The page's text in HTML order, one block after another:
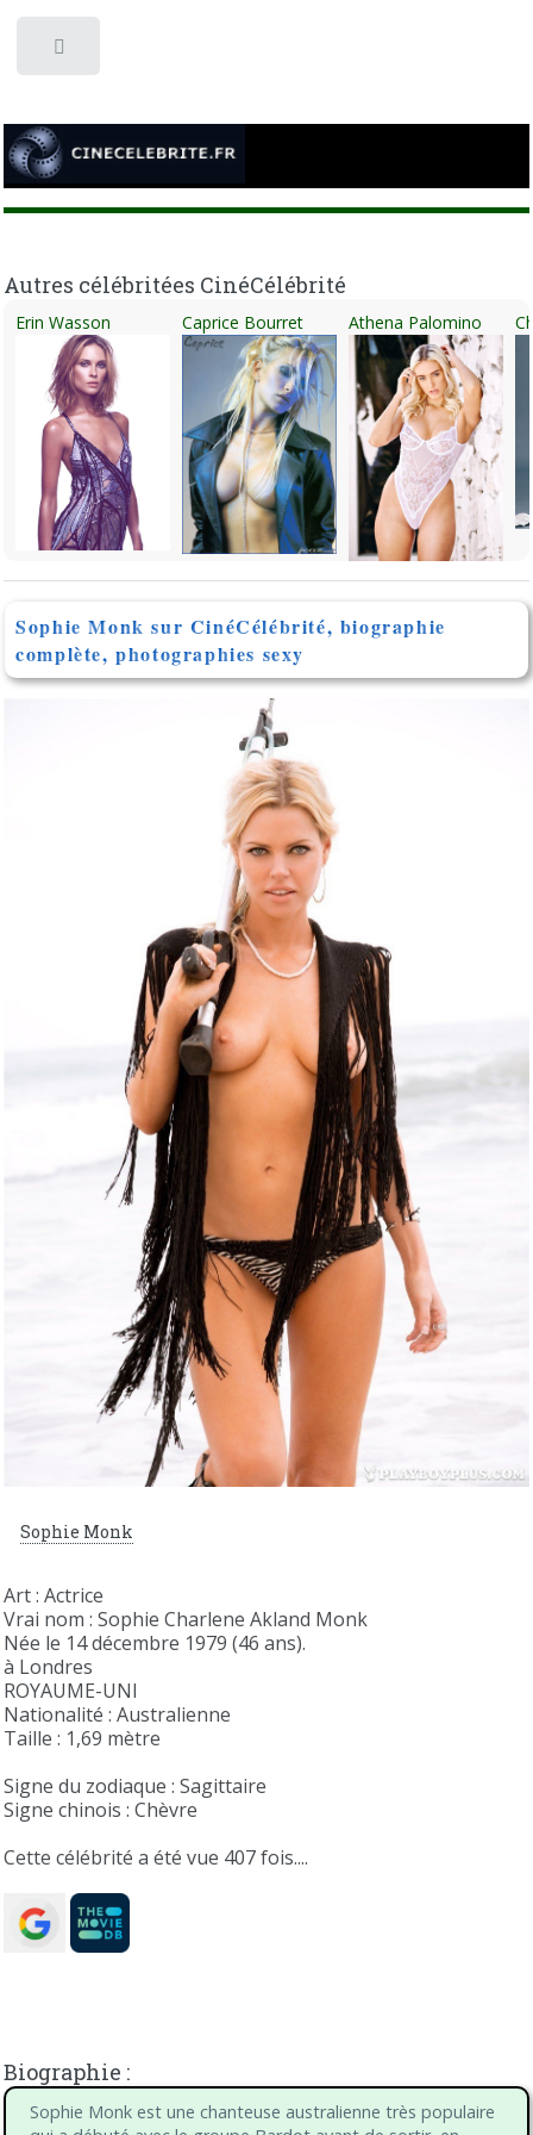
Autres célébritées CinéCélébrité
Erin Wasson Caprice Bourret Athena Palomino
Sophie Monk sur CinéCélébrité, biographie
complète, photographies sexy
Sophie Monk
Art : Actrice
Vrai nom : Sophie Charlene Akland Monk
Née le 14 décembre 1979 (46 ans).
à Londres
ROYAUME-UNI
Nationalité : Australienne
Taille : 1,69 mètre
Signe du zodiaque : Sagittaire
Signe chinois : Chèvre
Cette célébrité a été vue 407 fois....
Biographie :
Sophie Monk est une chanteuse australienne très populaire